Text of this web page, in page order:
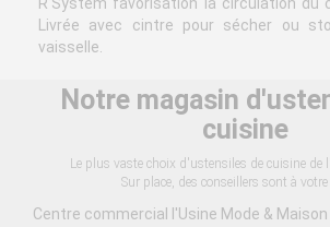
R'System favorisation la circulation du
Livrée avec cintre pour sécher ou
vaisselle.
Notre magasin
cuisine
Le plus vaste choix d'ustensiles de cuisine de
Sur place, des conseillers sont à votre
Centre commercial l'Usine Mode & Maison